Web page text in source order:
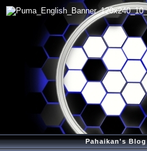
Pahaikan's Blog